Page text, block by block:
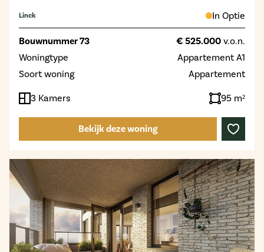
Linck In Optie
Bouwnummer 73 € 525.000 v.o.n.
Woningtype
Appartement A1
Soort woning
Appartement
3 Kamers 95 m²
Bekijk deze woning